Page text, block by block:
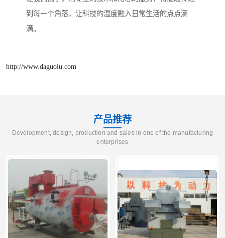
到每一个角落，让科技的温度融入日常生活的点点滴
滴。
http://www.daguolu.com
产品推荐
Development, design, production and sales in one of the manufacturing
enterprises